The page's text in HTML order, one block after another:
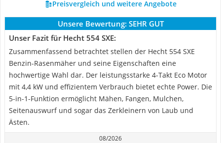
Preisvergleich und weitere Angebote
Unsere Bewertung: SEHR GUT
Unser Fazit für Hecht 554 SXE:
Zusammenfassend betrachtet stellen der Hecht 554 SXE
Benzin-Rasenmäher und seine Eigenschaften eine
hochwertige Wahl dar. Der leistungsstarke 4-Takt Eco Motor
mit 4,4 kW und effizientem Verbrauch bietet echte Power. Die
5-in-1-Funktion ermöglicht Mähen, Fangen, Mulchen,
Seitenauswurf und sogar das Zerkleinern von Laub und
Ästen.
08/2026